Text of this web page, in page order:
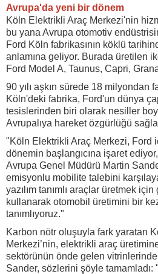
Avrupa'da yeni bir dönem
Köln Elektrikli Araç Merkezi'nin
bu yana Avrupa otomotiv
Ford Köln fabrikasının köklü
anlamına geliyor. Burada üretilen
Ford Model A, Taunus, Capri,
90 yılı aşkın sürede 18 milyondan
Köln'deki fabrika, Ford'un dünya
tesislerinden biri olarak nesiller
Avrupalıya hareket özgürlüğü
"Köln Elektrikli Araç Merkezi, Ford
dönemin başlangıcına işaret
Avrupa Genel Müdürü Martin
emisyonlu mobilite talebini
yazılım tanımlı araçlar üretmek
kullanarak otomobil üretimini bir
tanımlıyoruz."
Karbon nötr oluşuyla fark yaratan
Merkezi’nin, elektrikli araç
sektörünün önde gelen
Sander, sözlerini şöyle tamamladı: